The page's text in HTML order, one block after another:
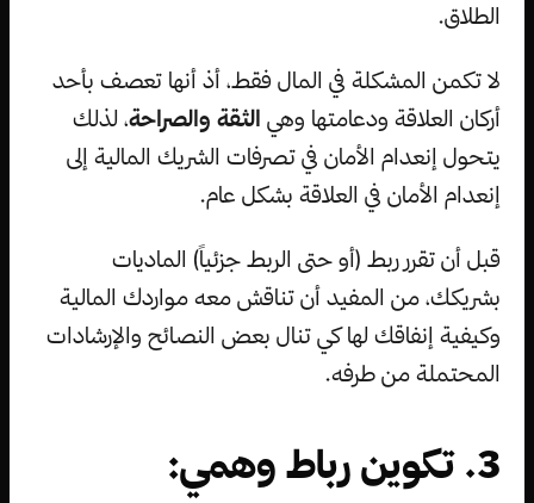
الطلاق.
لا تكمن المشكلة في المال فقط، أذ أنها تعصف بأحد
أركان العلاقة ودعامتها وهي الثقة والصراحة، لذلك
يتحول إنعدام الأمان في تصرفات الشريك المالية إلى
إنعدام الأمان في العلاقة بشكل عام.
قبل أن تقرر ربط (أو حتى الربط جزئياً) الماديات
بشريكك، من المفيد أن تناقش معه مواردك المالية
وكيفية إنفاقك لها كي تنال بعض النصائح والإرشادات
المحتملة من طرفه.
3. تكوين رباط وهمي: